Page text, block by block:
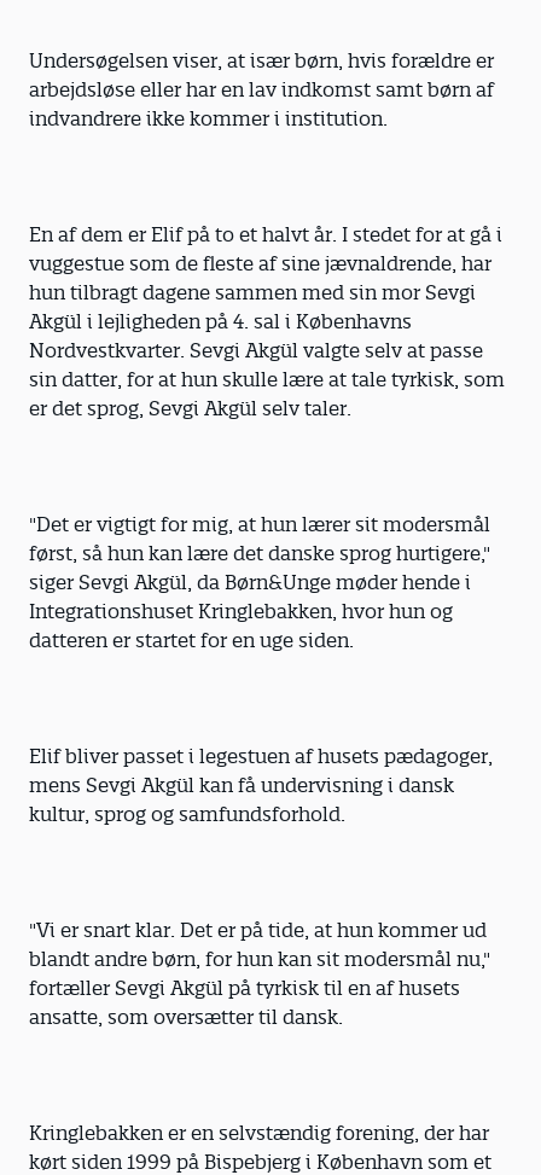
Undersøgelsen viser, at især børn, hvis forældre er
arbejdsløse eller har en lav indkomst samt børn af
indvandrere ikke kommer i institution.
En af dem er Elif på to et halvt år. I stedet for at gå i
vuggestue som de fleste af sine jævnaldrende, har
hun tilbragt dagene sammen med sin mor Sevgi
Akgül i lejligheden på 4. sal i Københavns
Nordvestkvarter. Sevgi Akgül valgte selv at passe
sin datter, for at hun skulle lære at tale tyrkisk, som
er det sprog, Sevgi Akgül selv taler.
"Det er vigtigt for mig, at hun lærer sit modersmål
først, så hun kan lære det danske sprog hurtigere,"
siger Sevgi Akgül, da Børn&Unge møder hende i
Integrationshuset Kringlebakken, hvor hun og
datteren er startet for en uge siden.
Elif bliver passet i legestuen af husets pædagoger,
mens Sevgi Akgül kan få undervisning i dansk
kultur, sprog og samfundsforhold.
"Vi er snart klar. Det er på tide, at hun kommer ud
blandt andre børn, for hun kan sit modersmål nu,"
fortæller Sevgi Akgül på tyrkisk til en af husets
ansatte, som oversætter til dansk.
Kringlebakken er en selvstændig forening, der har
kørt siden 1999 på Bispebjerg i København som et